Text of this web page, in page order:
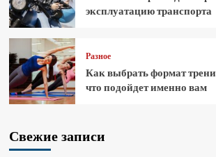
эксплуатацию транспорта
Разное
Как выбрать формат
что подойдет именно вам
Свежие записи